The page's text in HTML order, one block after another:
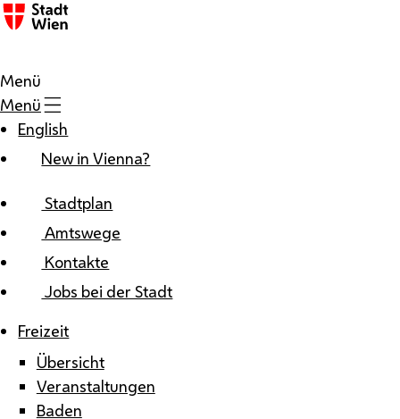
Zum Inhalt
Menü
Menü
English
New in Vienna?
Stadtplan
Amtswege
Kontakte
Jobs bei der Stadt
Freizeit
Übersicht
Veranstaltungen
Baden